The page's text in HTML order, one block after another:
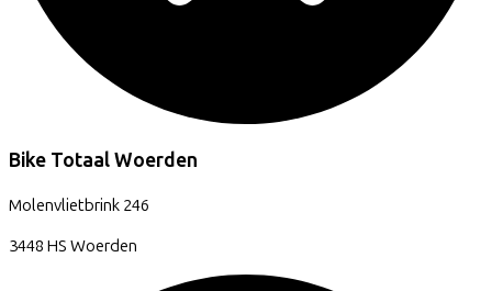
Bike Totaal Woerden
Molenvlietbrink 246
3448 HS Woerden